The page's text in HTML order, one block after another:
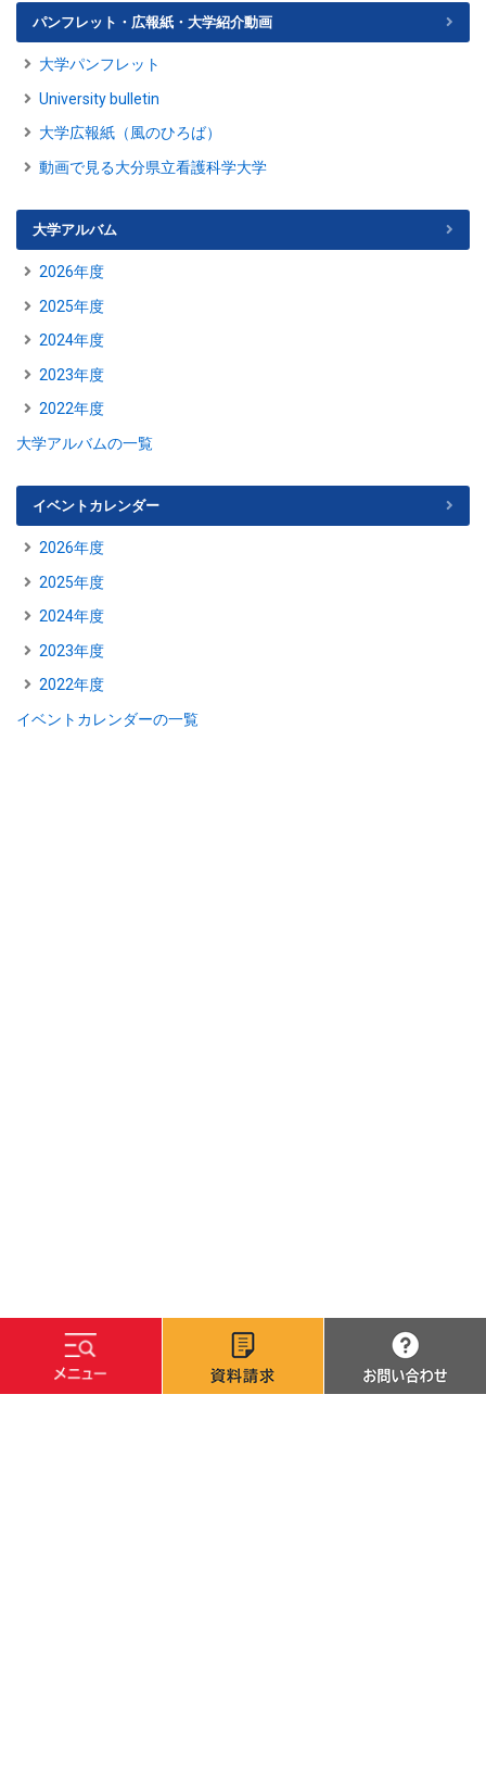
パンフレット・広報紙・大学紹介動画
大学パンフレット
University bulletin
大学広報紙（風のひろば）
動画で見る大分県立看護科学大学
大学アルバム
2026年度
2025年度
2024年度
2023年度
2022年度
大学アルバムの一覧
イベントカレンダー
2026年度
2025年度
2024年度
2023年度
2022年度
イベントカレンダーの一覧